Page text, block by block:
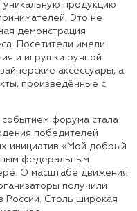
уникальную продукцию
Это не
демонстрация
Посетители имели
и игрушки ручной
аксессуары, а
произведённые с
форума стала
победителей
инициатив «Мой добрый
федеральным
О масштабе движения
получили
России. Столь широкая